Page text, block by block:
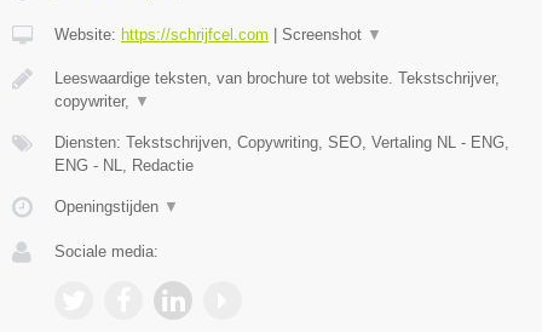
Website: https://schrijfcel.com Screenshot ▼
Leeswaardige teksten, van brochure tot website. Tekstschrijver,
copywriter,
▼
Diensten: Tekstschrijven, Copywriting, SEO, Vertaling NL - ENG,
ENG - NL, Redactie
Openingstijden ▼
Sociale media: